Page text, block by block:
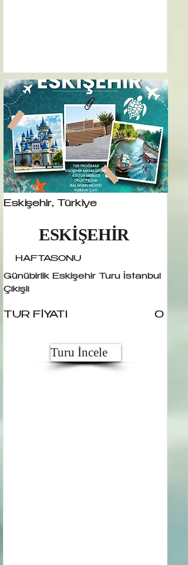
Eskişehir, Türkiye
ESKİŞEHİR
HAFTASONU
Günübirlik Eskişehir Turu İstanbul
Çıkışlı
TUR FİYATI 0
Turu İncele